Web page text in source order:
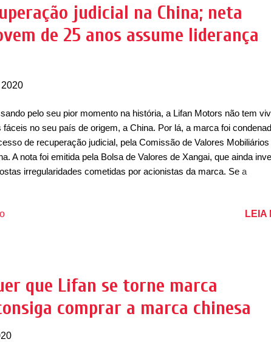
no desenvolvimento de plataforma de veículo totalmente
inteligente que suporta trocas rápidas de bateria...
judicial na China; neta
de 25 anos assume liderança
pelo seu pior momento na história, a Lifan Motors não tem
fáceis no seu país de origem, a China. Por lá, a marca foi
de recuperação judicial, pela Comissão de Valores Mobiliários
A nota foi emitida pela Bolsa de Valores de Xangai, que ainda
irregularidades cometidas por acionistas da marca. Se a
Tribunal Popular Intermediário de Chongqing condenou a marca
da marca é a venda de terrenos em nome da Lifan, como uma
da fábrica do grupo, em Chongqing. ...
LEIA
que Lifan se torne marca
comprar a marca chinesa